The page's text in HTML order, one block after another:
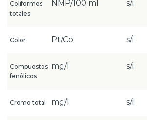
Coliformes
totales
NMP/100 ml s/i
Color Pt/Co s/i
Compuestos
fenólicos
mg/l s/i
Cromo total mg/l s/i